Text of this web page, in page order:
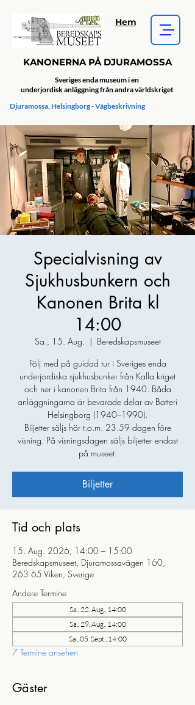
KANONERNA PÅ DJURAMOSSA
Djuramossa, Helsingborg - Vägbeskrivning
Sveriges enda museum i en
underjordisk anläggning från andra världskriget
Hem
Specialvisning av
Sjukhusbunkern och
Kanonen Brita kl
14:00
Sa., 15. Aug.
  |
Beredskapsmuseet
Följ med på guidad tur i Sveriges enda
underjordiska sjukhusbunker från Kalla kriget
och ner i kanonen Brita från 1940. Båda
anläggningarna är bevarade delar av Batteri
Helsingborg (1940–1990).
Biljetter säljs här t.o.m. 23.59 dagen före
visning. På visningsdagen säljs biljetter endast
på museet.
Biljetter
Tid och plats
15. Aug. 2026, 14:00 – 15:00
Beredskapsmuseet, Djuramossavägen 160,
263 65 Viken, Sverige
Andere Termine
Sa., 22. Aug., 14:00
Sa., 29. Aug., 14:00
Sa., 05. Sept., 14:00
7 Termine ansehen
Gäster